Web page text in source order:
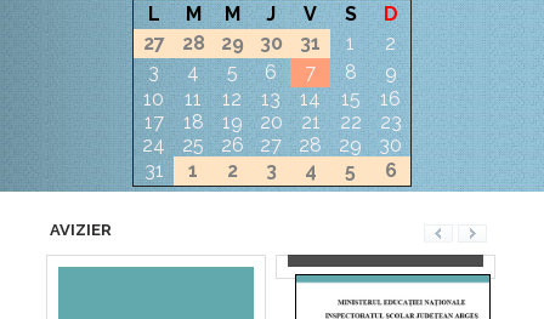
L
M M J V S
D
27
28 29 30 31 1
2
3
4 5 6 7 8
9
10
11 12 13 14 15
16
17
18 19 20 21 22
23
24
25 26 27 28 29
30
31
1 2 3 4 5 6
AVIZIER
ANUNȚ